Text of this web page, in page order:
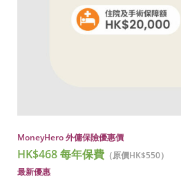
MoneyHero 外傭保險優惠價
HK$468 每年保費 （原價HK$550）
最新優惠